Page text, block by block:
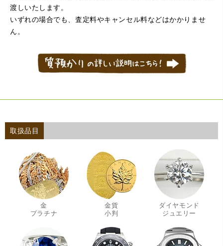
渡しいたします。
いずれの場合でも、査定料やキャンセル料などはかかりませ
ん。
取扱品目
金
プラチナ
金貨
小判
ダイヤモンド
ジュエリー